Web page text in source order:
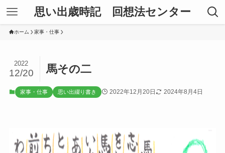
思い出歳時記 回想法センター
ホーム 家事・仕事
馬その二
2022
12/20
家事・仕事 思い出綴り書き 2022年12月20日 2024年8月4日